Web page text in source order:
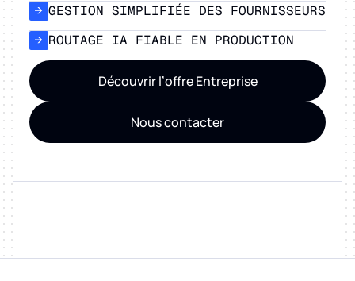
GESTION SIMPLIFIÉE DES FOURNISSEURS
ROUTAGE IA FIABLE EN PRODUCTION
Découvrir l’offre Entreprise
Nous contacter